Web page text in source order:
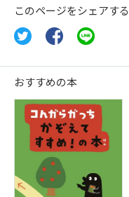
このページをシェアする
おすすめの本